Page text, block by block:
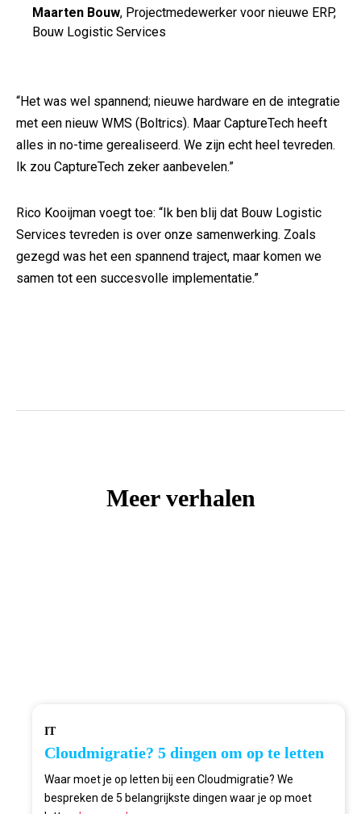
Maarten Bouw, Projectmedewerker voor nieuwe ERP,
Bouw Logistic Services
“Het was wel spannend; nieuwe hardware en de integratie
met een nieuw WMS (Boltrics). Maar CaptureTech heeft
alles in no-time gerealiseerd. We zijn echt heel tevreden.
Ik zou CaptureTech zeker aanbevelen.”
Rico Kooijman voegt toe: “Ik ben blij dat Bouw Logistic
Services tevreden is over onze samenwerking. Zoals
gezegd was het een spannend traject, maar komen we
samen tot een succesvolle implementatie.”
Meer verhalen
IT
Cloudmigratie? 5 dingen om op te letten
Waar moet je op letten bij een Cloudmigratie? We
bespreken de 5 belangrijkste dingen waar je op moet